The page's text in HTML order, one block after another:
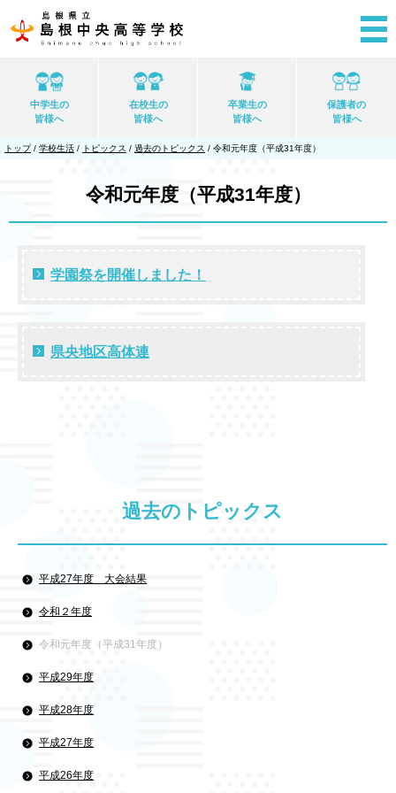
中学生の
皆様へ
在校生の
皆様へ
卒業生の
皆様へ
保護者の
皆様へ
現
トップ/ 学校生活 / トピックス / 過去のトピックス / 令和元年度（平成31年度）
令和元年度（平成31年度）
学園祭を開催しました！
県央地区高体連
過去のトピックス
平成27年度 大会結果
令和２年度
令和元年度（平成31年度）
平成29年度
平成28年度
平成27年度
平成26年度